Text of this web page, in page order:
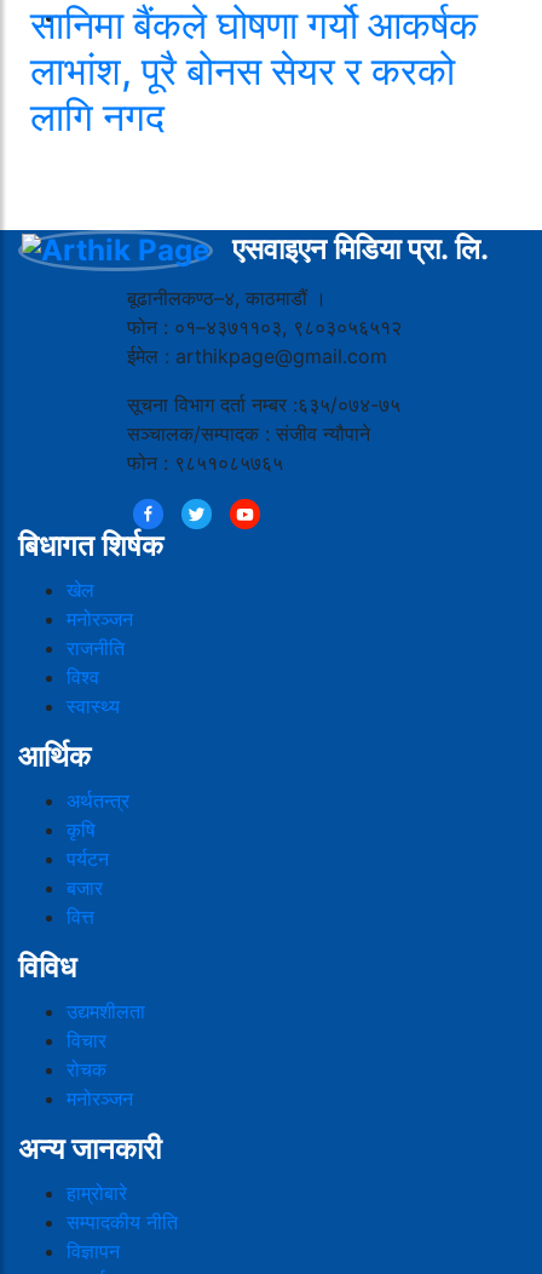
सानिमा बैंकले घोषणा गर्यो आकर्षक
लाभांश, पूरै बोनस सेयर र करको
लागि नगद
एसवाइएन मिडिया प्रा. लि.
बूढानीलकण्ठ–४, काठमाडौं ।
फोन : ०१–४३७११०३, ९८०३०५६५१२
ईमेल : arthikpage@gmail.com
सूचना विभाग दर्ता नम्बर :६३५/०७४-७५
सञ्चालक/सम्पादक : संजीव न्यौपाने
फोन : ९८५१०८५७६५
बिधागत शिर्षक
खेल
मनोरञ्जन
राजनीति
विश्व
स्वास्थ्य
आर्थिक
अर्थतन्त्र
कृषि
पर्यटन
बजार
वित्त
विविध
उद्यमशीलता
विचार
रोचक
मनोरञ्जन
अन्य जानकारी
हाम्रोबारे
सम्पादकीय नीति
विज्ञापन